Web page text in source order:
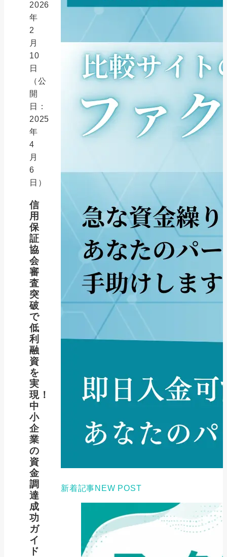
2026
年
2
月
10
日
（公
開
日：
2025
年
4
月
6
日）
信
用
保
証
協
会
審
査
突
破
で
低
利
融
資
を
実
現！
中
小
企
業
の
資
金
調
達
成
功
ガ
イ
ド
新着記事NEW POST